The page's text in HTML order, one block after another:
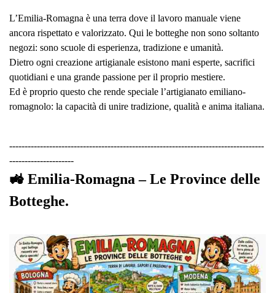
L’Emilia-Romagna è una terra dove il lavoro manuale viene
ancora rispettato e valorizzato. Qui le botteghe non sono soltanto
negozi: sono scuole di esperienza, tradizione e umanità.
Dietro ogni creazione artigianale esistono mani esperte, sacrifici
quotidiani e una grande passione per il proprio mestiere.
Ed è proprio questo che rende speciale l’artigianato emiliano-
romagnolo: la capacità di unire tradizione, qualità e anima italiana.
-----------------------------------------------------------------------------------
---------------------
🚜 Emilia-Romagna – Le Province delle
Botteghe.